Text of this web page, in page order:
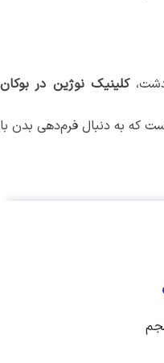
کلینیک نوژین در بوکان
به دنبال فرم‌دهی بدن با